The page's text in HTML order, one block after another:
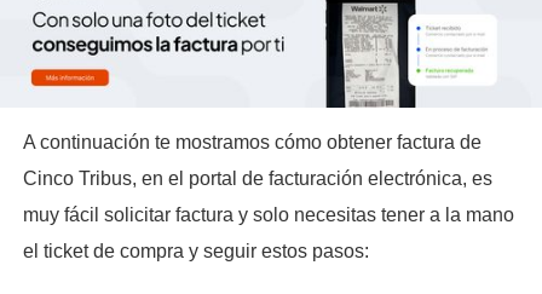
A continuación te mostramos cómo obtener factura de
Cinco Tribus, en el portal de facturación electrónica, es
muy fácil solicitar factura y solo necesitas tener a la mano
el ticket de compra y seguir estos pasos:​